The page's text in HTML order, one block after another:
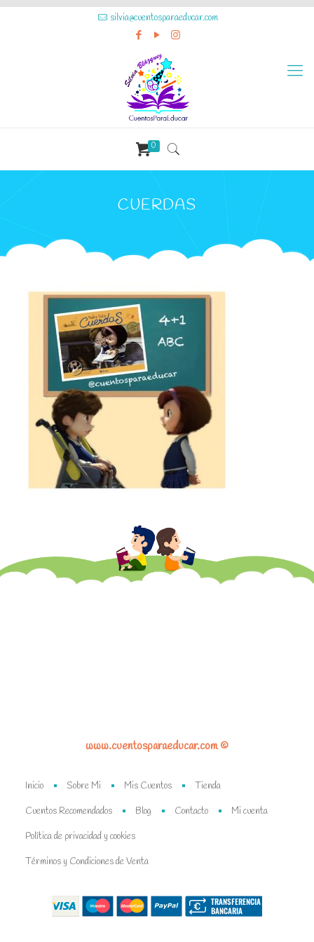
silvia@cuentosparaeducar.com
0
CUERDAS
www.cuentosparaeducar.com ©
Inicio Sobre Mi Mis Cuentos Tienda
Cuentos Recomendados Blog Contacto Mi cuenta
Política de privacidad y cookies
Términos y Condiciones de Venta